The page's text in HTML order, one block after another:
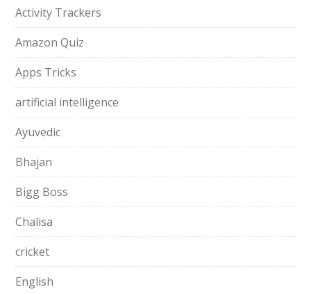
Activity Trackers
Amazon Quiz
Apps Tricks
artificial intelligence
Ayuvedic
Bhajan
Bigg Boss
Chalisa
cricket
English